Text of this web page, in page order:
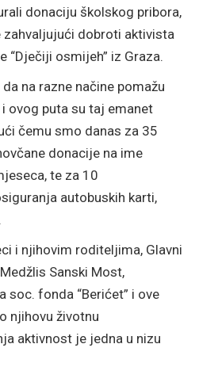
donaciju školskog pribora,
dobroti aktivista
“Dječiji osmijeh” iz Graza.
na razne načine pomažu
ovog puta su taj emanet
čemu smo danas za 35
donacije na ime
te za 10
autobuskih karti,
i njihovim roditeljima, Glavni
Sanski Most,
soc. fonda “Berićet” i ove
njihovu životnu
aktivnost je jedna u nizu